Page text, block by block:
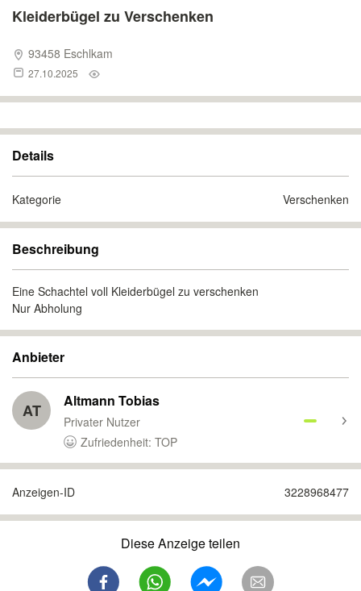
Kleiderbügel zu Verschenken
93458 Eschlkam
27.10.2025
Details
Kategorie Verschenken
Beschreibung
Eine Schachtel voll Kleiderbügel zu verschenken
Nur Abholung
Anbieter
AT Altmann Tobias
Privater Nutzer
Zufriedenheit: TOP
Anzeigen-ID 3228968477
Diese Anzeige teilen